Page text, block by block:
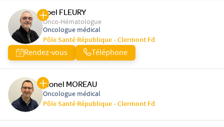
Joel FLEURY
Onco-Hématologue
Oncologue médical
Pôle Santé République - Clermont Fd
Rendez-vous Téléphone
Lionel MOREAU
Oncologue médical
Pôle Santé République - Clermont Fd